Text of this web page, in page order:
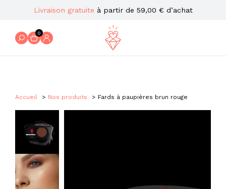
Livraison gratuite à partir de 59,00 € d’achat
0
Accueil Nos produits Fards à paupières brun rouge